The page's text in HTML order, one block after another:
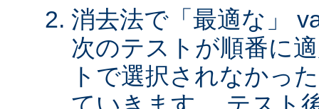
消去法で「最適な」
次のテストが順番に
トで選択されなかっ